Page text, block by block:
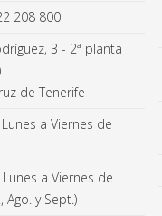
208 800
3 - 2ª planta
de Tenerife
a Viernes de
a Viernes de
Ago. y Sept.)